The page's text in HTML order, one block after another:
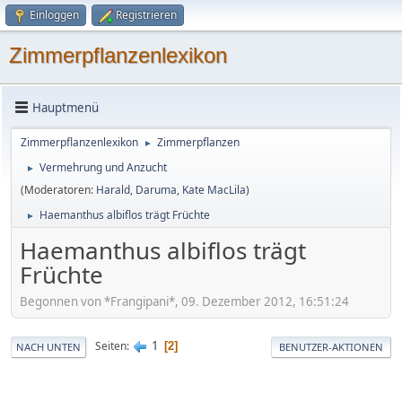
Einloggen Registrieren
Zimmerpflanzenlexikon
Hauptmenü
Zimmerpflanzenlexikon ► Zimmerpflanzen
►
Vermehrung und Anzucht
(Moderatoren: Harald, Daruma, Kate MacLila)
► Haemanthus albiflos trägt Früchte
Haemanthus albiflos trägt
Früchte
Begonnen von *Frangipani*, 09. Dezember 2012, 16:51:24
NACH UNTEN Seiten 1 2 BENUTZER-AKTIONEN